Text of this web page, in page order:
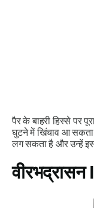
पैर के बाहरी हिस्से पर
घुटने में खिंचाव आ
लग सकता है और उन्हें
वीरभद्रासन I